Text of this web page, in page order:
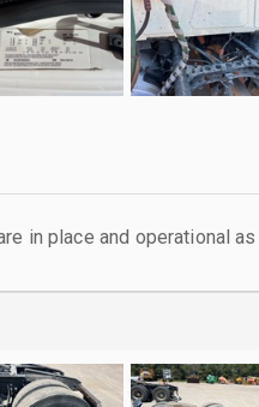
in place and operational as